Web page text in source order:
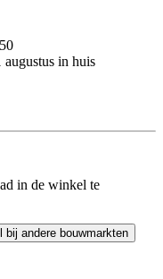
augustus in huis
in de winkel te
bij andere bouwmarkten